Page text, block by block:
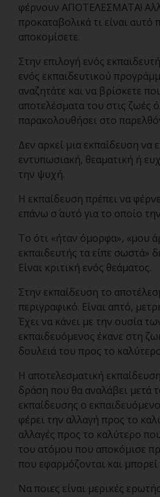
φέρνουν ΑΠΟΤΕΛΕΣΜΑΤΑ!
προκαταβολικά τι είναι αυτό
αποκομίσετε.
Στην επιλογή ενός
ενός εκπαιδευτικού
αναζητάτε και να βρίσκετε
αποτελέσματα του στις
παρακολουθήσει στο
Δεν αρκεί μια εκπαίδευση να
εντυπωσιακή, θεαματική ή
την ψυχή.
Η εκπαίδευση πρέπει να
επάνω σ΄ αυτό για το οποίο
Το ότι «ήταν όμορφα», «μου
εκπαιδευτής τα είπε σωστά»
Είναι κριτική ενός θεάματος.
Στην εκπαίδευση το
περιγραφικό. Είναι απτό,
Έχει να κάνει με την ουσία
εκπαιδευόμενος έκανε στη
δουλειά του προς το
Η αποτελεσματική
δράση που θα αναλάβει μετά
εκπαίδευσης ο
φέρει την αλλαγή προς το
αλλαγές προς το καλύτερο
του ατόμου που αποκόμισε
που εφαρμόζονται και μπορεί
Να ποιες είναι μερικές